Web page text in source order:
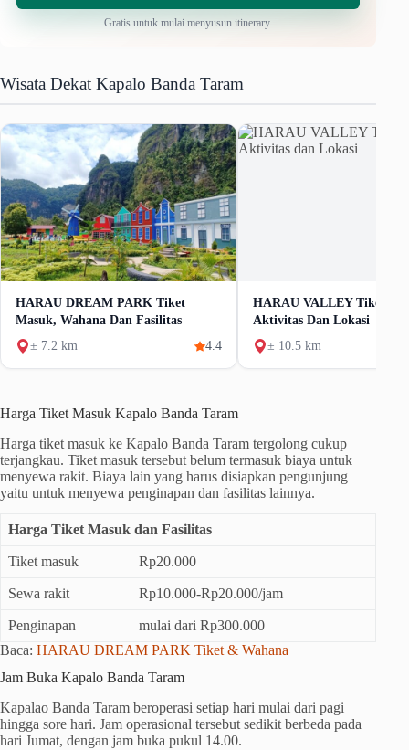
Gratis untuk mulai menyusun itinerary.
Wisata Dekat Kapalo Banda Taram
HARAU DREAM PARK Tiket
Masuk, Wahana Dan Fasilitas
± 7.2 km
4.4
HARAU VALLEY Tiket
Aktivitas Dan Lokasi
± 10.5 km
Harga Tiket Masuk Kapalo Banda Taram
Harga tiket masuk ke Kapalo Banda Taram tergolong cukup
terjangkau. Tiket masuk tersebut belum termasuk biaya untuk
menyewa rakit. Biaya lain yang harus disiapkan pengunjung
yaitu untuk menyewa penginapan dan fasilitas lainnya.
Harga Tiket Masuk dan Fasilitas
Tiket masuk Rp20.000
Sewa rakit Rp10.000-Rp20.000/jam
Penginapan
mulai dari Rp300.000
Baca: HARAU DREAM PARK Tiket & Wahana
Jam Buka Kapalo Banda Taram
Kapalao Banda Taram beroperasi setiap hari mulai dari pagi
hingga sore hari. Jam operasional tersebut sedikit berbeda pada
hari Jumat, dengan jam buka pukul 14.00.